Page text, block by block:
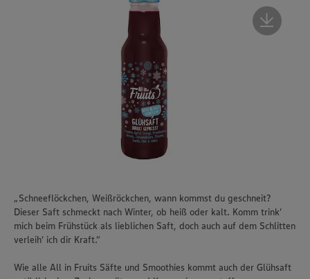
„Schneeflöckchen, Weißröckchen, wann kommst du geschneit?
Dieser Saft schmeckt nach Winter, ob heiß oder kalt. Komm trink‘
mich beim Frühstück als lieblichen Saft, doch auch auf dem Schlitten
verleih‘ ich dir Kraft.“
Wie alle All in Fruits Säfte und Smoothies kommt auch der Glühsaft